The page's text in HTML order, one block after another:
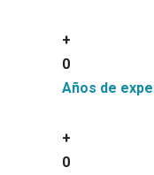
+
0
Años de
+
0